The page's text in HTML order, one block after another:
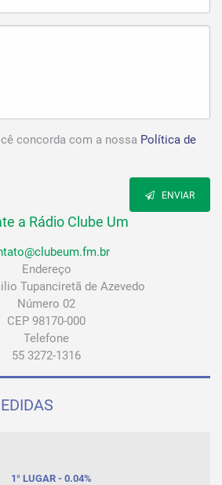
concorda com a nossa Política de
ENVIAR
a Rádio Clube Um
Endereço
Tupanciretã de Azevedo
Número 02
CEP 98170-000
Telefone
55 3272-1316
1° LUGAR - 0.04%